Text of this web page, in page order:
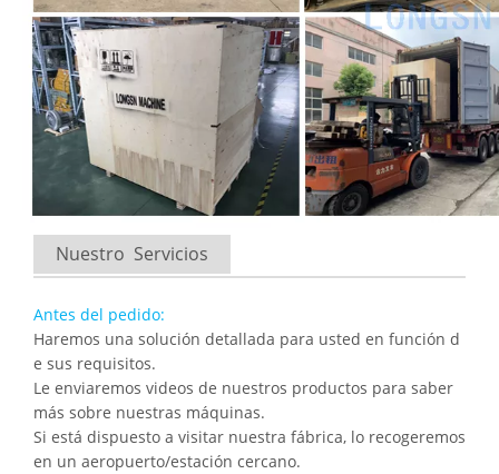
Nuestro Servicios
Antes del pedido:
Haremos una solución detallada para usted en función d
e sus requisitos.
Le enviaremos videos de nuestros productos para saber
más sobre nuestras máquinas.
Si está dispuesto a visitar nuestra fábrica, lo recogeremos
en un aeropuerto/estación cercano.